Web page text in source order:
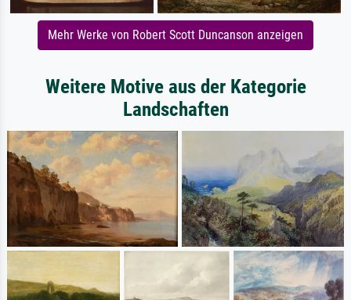
Mehr Werke von Robert Scott Duncanson anzeigen
Weitere Motive aus der Kategorie
Landschaften